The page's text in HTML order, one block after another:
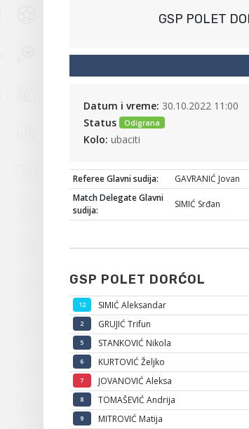
GSP POLET
Datum i vreme: 30.10.2022 11:00
Status
Odigrana
Kolo: ubaciti
Referee Glavni sudija:
GAVRANIĆ Jovan
Match Delegate Glavni
sudija:
SIMIĆ Srđan
GSP POLET DORĆOL
12 SIMIĆ Aleksandar
2 GRUJIĆ Trifun
5 STANKOVIĆ Nikola
6 KURTOVIĆ Željko
7 JOVANOVIĆ Aleksa
8 TOMAŠEVIĆ Andrija
9 MITROVIĆ Matija